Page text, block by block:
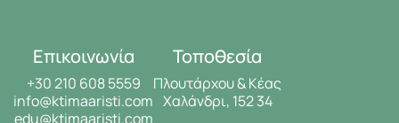
Επικοινωνία
+30 210 608 5559
info@ktimaaristi.com
edu@ktimaaristi.com
Τοποθεσία
Πλουτάρχου & Κέας
Χαλάνδρι, 152 34